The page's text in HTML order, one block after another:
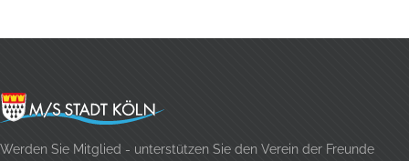
Werden Sie Mitglied - unterstützen Sie den Verein der Freunde